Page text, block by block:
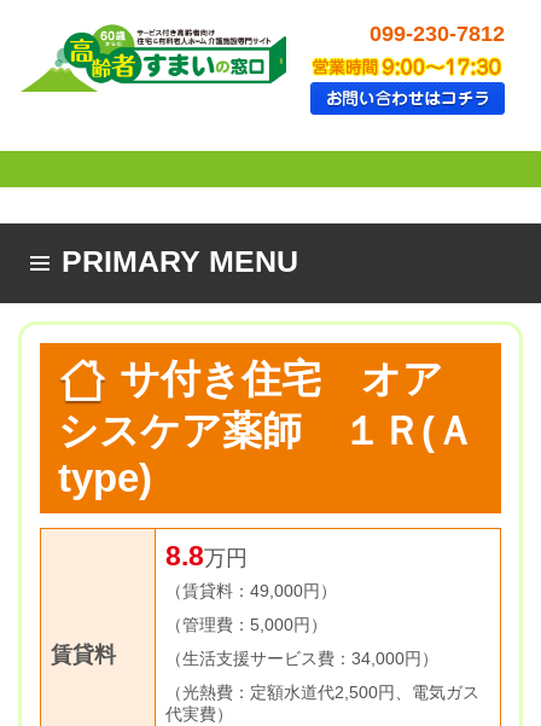
099-230-7812
PRIMARY MENU
SKIP TO CONTENT
サ付き住宅 オア
シスケア薬師 １Ｒ(Ａ
type)
賃貸料
8.8万円
（賃貸料：49,000円）
（管理費：5,000円）
（生活支援サービス費：34,000円）
（光熱費：定額水道代2,500円、電気ガス
代実費）